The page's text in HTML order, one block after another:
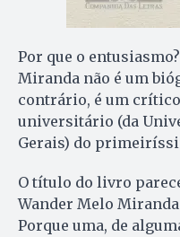
Por que o
Miranda não é um
contrário, é um
universitário (da
Gerais) do
O título do livro
Wander Melo
Porque uma, de